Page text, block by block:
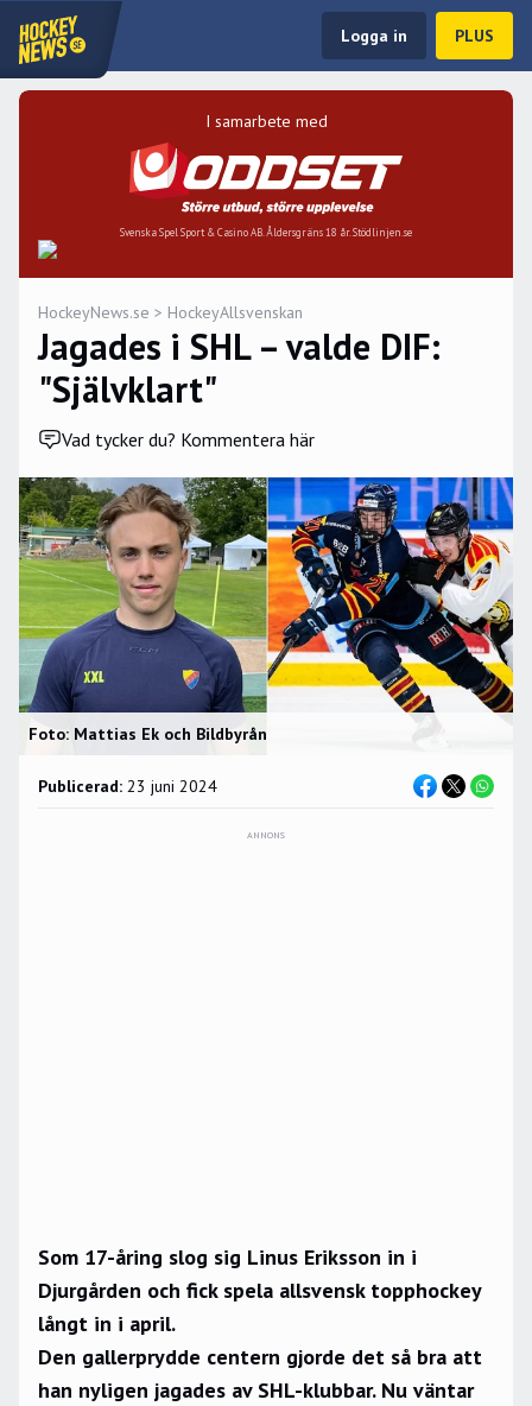
Logga in PLUS
I samarbete med
Svenska Spel Sport & Casino AB. Åldersgräns 18 år. Stödlinjen.se
HockeyNews.se > HockeyAllsvenskan
Jagades i SHL – valde DIF:
"Självklart"
Vad tycker du? Kommentera här
Foto: Mattias Ek och Bildbyrån
Publicerad: 23 juni 2024
ANNONS
Som 17-åring slog sig Linus Eriksson in i
Djurgården och fick spela allsvensk topphockey
långt in i april.
Den gallerprydde centern gjorde det så bra att
han nyligen jagades av SHL-klubbar. Nu väntar